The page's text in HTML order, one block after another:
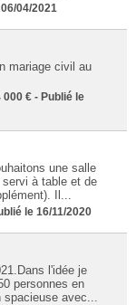
04/2021
mariage civil au
000 € - Publié le
une salle
à table et de
Il...
le 16/11/2020
l'idée je
personnes en
avec...